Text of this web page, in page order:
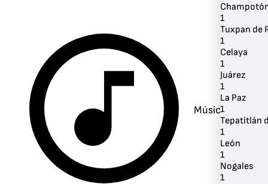
Música
1
Tuxpan de
1
Celaya
1
Juárez
1
La Paz
1
Tepatitlán
1
León
1
Nogales
1